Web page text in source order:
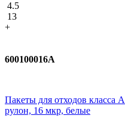
4.5
13
+
600100016А
Пакеты для отходов класса
рулон, 16 мкр, белые